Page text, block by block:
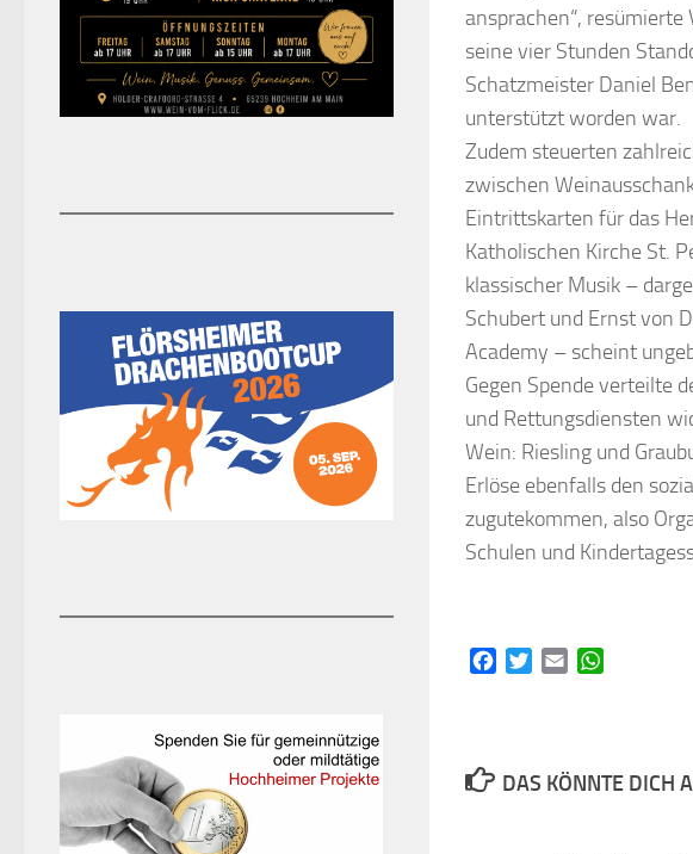
ansprachen“,
seine vier Stunden
Schatzmeister Daniel
unterstützt worden war.
Zudem steuerten
zwischen
Eintrittskarten für das
Katholischen Kirche St.
klassischer Musik –
Schubert und Ernst von
Academy – scheint
Gegen Spende verteilte
und Rettungsdiensten
Wein: Riesling und
Erlöse ebenfalls den
zugutekommen, also
Schulen und
FacebookTwitterEmail
DAS KÖNNTE DICH